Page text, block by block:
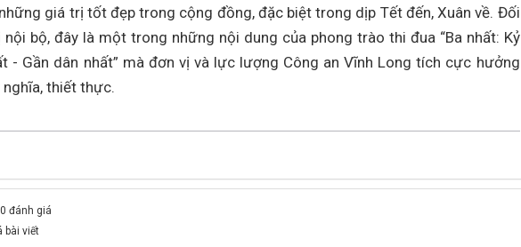
giá trị tốt đẹp trong cộng đồng, đặc biệt trong dịp Tết đến, Xuân về. Đối
bộ, đây là một trong những nội dung của phong trào thi đua “Ba nhất: Kỷ
- Gần dân nhất” mà đơn vị và lực lượng Công an Vĩnh Long tích cực hưởng
thiết thực.
đánh giá
bài viết